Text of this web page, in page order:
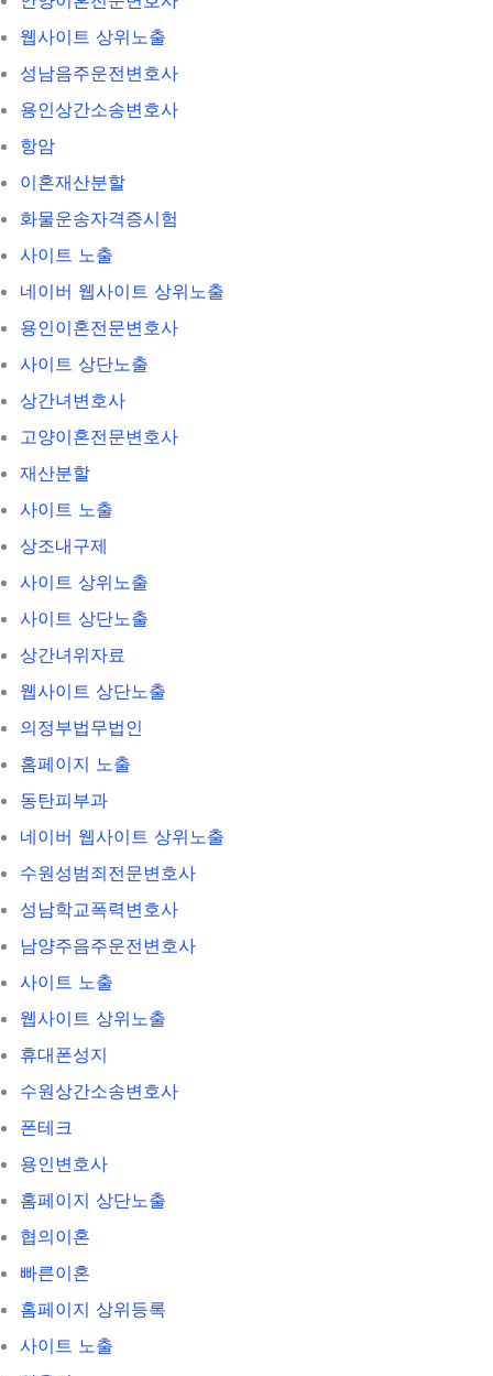
웹사이트 상위노출
성남음주운전변호사
용인상간소송변호사
항암
이혼재산분할
화물운송자격증시험
사이트 노출
네이버 웹사이트 상위노출
용인이혼전문변호사
사이트 상단노출
상간녀변호사
고양이혼전문변호사
재산분할
사이트 노출
상조내구제
사이트 상위노출
사이트 상단노출
상간녀위자료
웹사이트 상단노출
의정부법무법인
홈페이지 노출
동탄피부과
네이버 웹사이트 상위노출
수원성범죄전문변호사
성남학교폭력변호사
남양주음주운전변호사
사이트 노출
웹사이트 상위노출
휴대폰성지
수원상간소송변호사
폰테크
용인변호사
홈페이지 상단노출
협의이혼
빠른이혼
홈페이지 상위등록
사이트 노출